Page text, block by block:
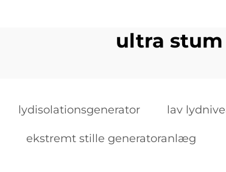
ultra
lydisolationsgenerator lav
ekstremt stille generatoranlæg